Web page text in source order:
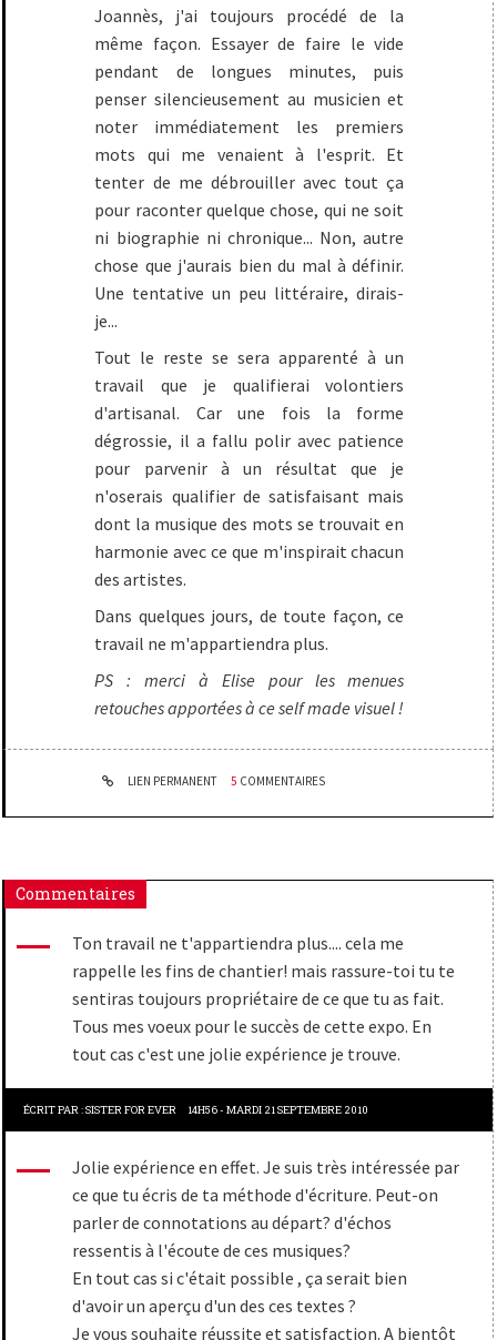
Joannès, j'ai toujours procédé de la
même façon. Essayer de faire le vide
pendant de longues minutes, puis
penser silencieusement au musicien et
noter immédiatement les premiers
mots qui me venaient à l'esprit. Et
tenter de me débrouiller avec tout ça
pour raconter quelque chose, qui ne soit
ni biographie ni chronique... Non, autre
chose que j'aurais bien du mal à définir.
Une tentative un peu littéraire, dirais-
je...
Tout le reste se sera apparenté à un
travail que je qualifierai volontiers
d'artisanal. Car une fois la forme
dégrossie, il a fallu polir avec patience
pour parvenir à un résultat que je
n'oserais qualifier de satisfaisant mais
dont la musique des mots se trouvait en
harmonie avec ce que m'inspirait chacun
des artistes.
Dans quelques jours, de toute façon, ce
travail ne m'appartiendra plus.
PS : merci à Elise pour les menues
retouches apportées à ce self made visuel !
LIEN PERMANENT 5 COMMENTAIRES
Commentaires
Ton travail ne t'appartiendra plus.... cela me
rappelle les fins de chantier! mais rassure-toi tu te
sentiras toujours propriétaire de ce que tu as fait.
Tous mes voeux pour le succès de cette expo. En
tout cas c'est une jolie expérience je trouve.
ÉCRIT PAR :SISTER FOR EVER 14H56-MARDI 21SEPTEMBRE 2010
Jolie expérience en effet. Je suis très intéressée par
ce que tu écris de ta méthode d'écriture. Peut-on
parler de connotations au départ? d'échos
ressentis à l'écoute de ces musiques?
En tout cas si c'était possible , ça serait bien
d'avoir un aperçu d'un des ces textes ?
Je vous souhaite réussite et satisfaction. A bientôt